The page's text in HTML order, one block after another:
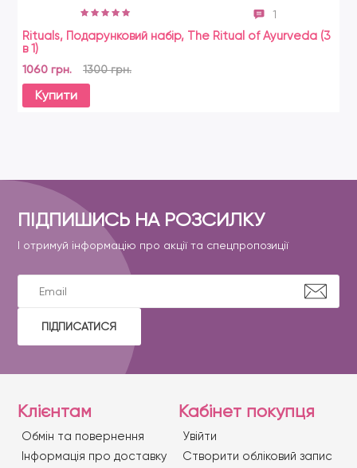
1
Rituals, Подарунковий набір, The Ritual of Ayurveda (3
в 1)
1060 грн. 1300 грн.
Купити
ПІДПИШИСЬ НА РОЗСИЛКУ
І отримуй інформацію про акції та спецпропозиції
ПІДПИСАТИСЯ
Клієнтам
Обмін та повернення
Iнформація про доставку
Кабінет покупця
Увійти
Створити обліковий запис